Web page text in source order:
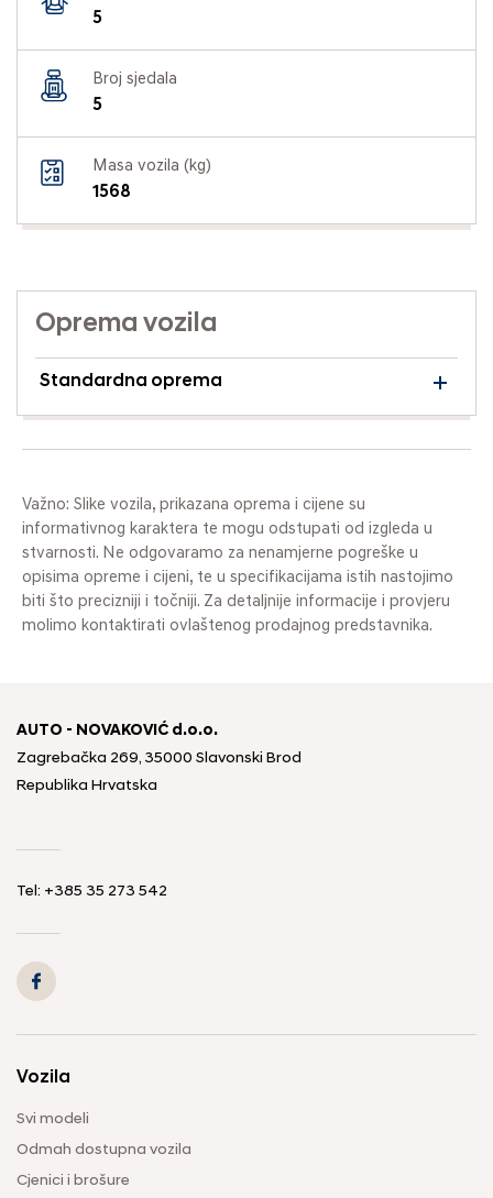
5
Broj sjedala
5
Masa vozila (kg)
1568
Oprema vozila
Standardna oprema
Važno: Slike vozila, prikazana oprema i cijene su
informativnog karaktera te mogu odstupati od izgleda u
stvarnosti. Ne odgovaramo za nenamjerne pogreške u
opisima opreme i cijeni, te u specifikacijama istih nastojimo
biti što precizniji i točniji. Za detaljnije informacije i provjeru
molimo kontaktirati ovlaštenog prodajnog predstavnika.
AUTO - NOVAKOVIĆ d.o.o.
Zagrebačka 269, 35000 Slavonski Brod
Republika Hrvatska
Tel: +385 35 273 542
Vozila
Svi modeli
Odmah dostupna vozila
Cjenici i brošure